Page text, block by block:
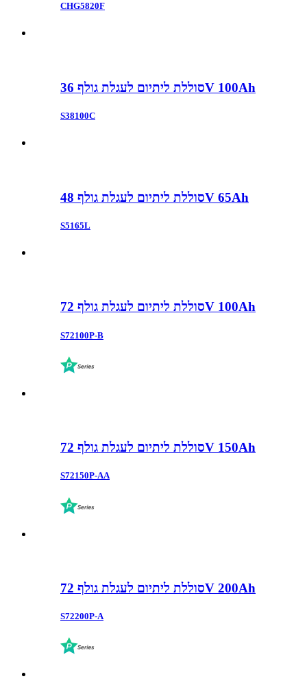
CHG5820F
סוללת ליתיום לעגלת גולף 36V 100Ah
S38100C
סוללת ליתיום לעגלת גולף 48V 65Ah
S5165L
סוללת ליתיום לעגלת גולף 72V 100Ah
S72100P-B
סוללת ליתיום לעגלת גולף 72V 150Ah
S72150P-AA
סוללת ליתיום לעגלת גולף 72V 200Ah
S72200P-A